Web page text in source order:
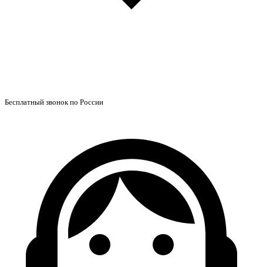
Бесплатный звонок по России